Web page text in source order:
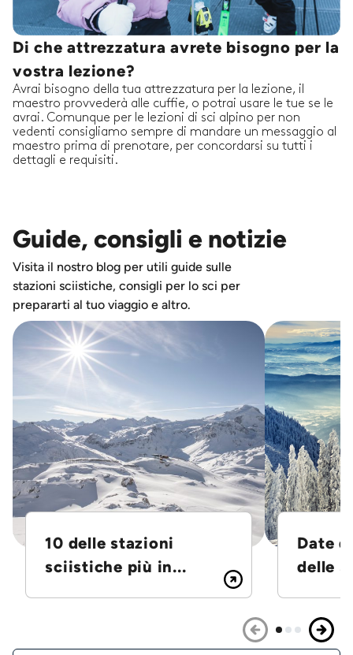
Di che attrezzatura avrete bisogno per la
vostra lezione?
Avrai bisogno della tua attrezzatura per la lezione, il
maestro provvederà alle cuffie, o potrai usare le tue se le
avrai. Comunque per le lezioni di sci alpino per non
vedenti consigliamo sempre di mandare un messaggio al
maestro prima di prenotare, per concordarsi su tutti i
dettagli e requisiti.
Guide, consigli e notizie
Visita il nostro blog per utili guide sulle
stazioni sciistiche, consigli per lo sci per
prepararti al tuo viaggio e altro.
10 delle stazioni
sciistiche più in...
Date
delle